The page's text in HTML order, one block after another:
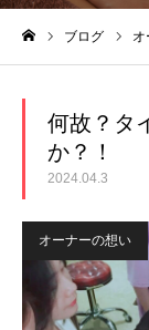
ブログ オ
何故？タ
か？！
2024.04.3
オーナーの想い